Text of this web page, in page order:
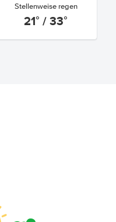
Stellenweise regen
21° / 33°